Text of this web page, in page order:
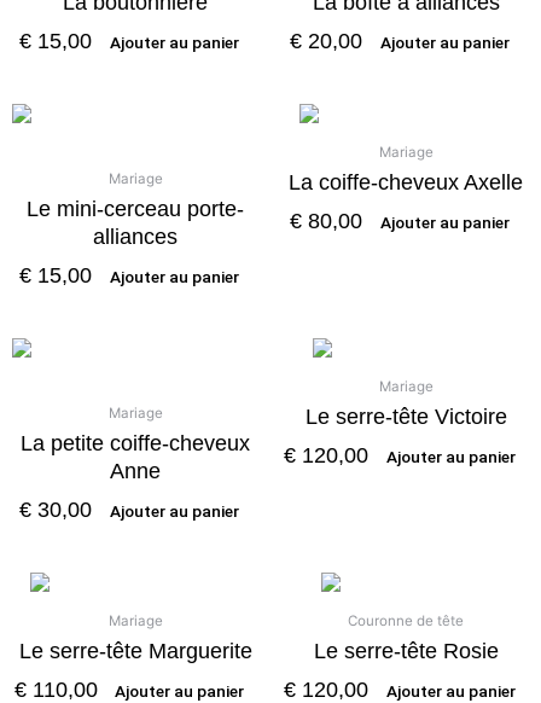
€ 15,00 Ajouter au panier
€ 20,00 Ajouter au panier
Mariage
Le mini-cerceau porte-
alliances
€ 15,00 Ajouter au panier
Mariage
La coiffe-cheveux Axelle
€ 80,00 Ajouter au panier
Mariage
La petite coiffe-cheveux
Anne
€ 30,00 Ajouter au panier
Mariage
Le serre-tête Victoire
€ 120,00 Ajouter au panier
Mariage
Le serre-tête Marguerite
€110,00 Ajouter au panier
Couronne de tête
Le serre-tête Rosie
€ 120,00 Ajouter au panier